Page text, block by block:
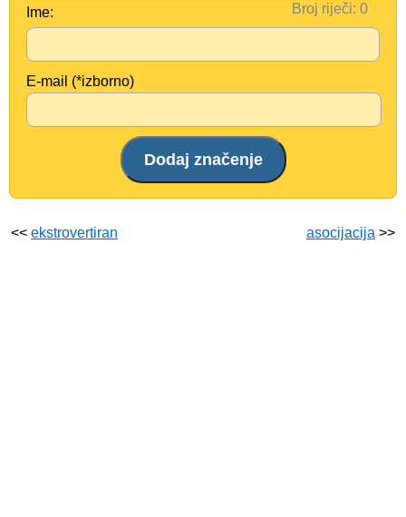
Broj riječi:
Ime:
E-mail (*izborno)
<< ekstrovertiran asocijacija >>